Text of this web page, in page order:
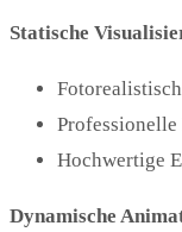
Statische
Professionelle
Hochwertige
Dynamische